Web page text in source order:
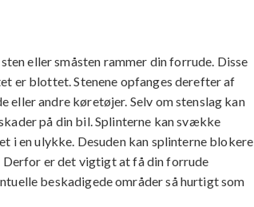
eller småsten rammer din forrude. Disse
er blottet. Stenene opfanges derefter af
eller andre køretøjer. Selv om stenslag kan
på din bil. Splinterne kan svække
i en ulykke. Desuden kan splinterne blokere
Derfor er det vigtigt at få din forrude
beskadigede områder så hurtigt som